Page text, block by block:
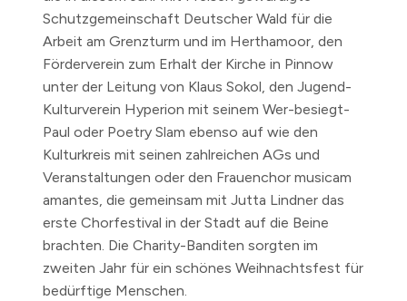
Schutzgemeinschaft Deutscher Wald für die
Arbeit am Grenzturm und im Herthamoor, den
Förderverein zum Erhalt der Kirche in Pinnow
unter der Leitung von Klaus Sokol, den Jugend-
Kulturverein Hyperion mit seinem Wer-besiegt-
Paul oder Poetry Slam ebenso auf wie den
Kulturkreis mit seinen zahlreichen AGs und
Veranstaltungen oder den Frauenchor musicam
amantes, die gemeinsam mit Jutta Lindner das
erste Chorfestival in der Stadt auf die Beine
brachten. Die Charity-Banditen sorgten im
zweiten Jahr für ein schönes Weihnachtsfest für
bedürftige Menschen.